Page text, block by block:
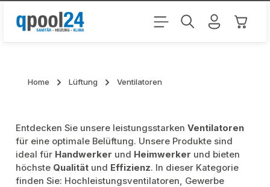
Zum Hauptinhalt springen
Home Lüftung Ventilatoren
Entdecken Sie unsere leistungsstarkenVentilatoren
für eine optimale Belüftung. Unsere Produkte sind
ideal für Handwerker und Heimwerker und bieten
höchste Qualität und Effizienz. In dieser Kategorie
finden Sie: Hochleistungsventilatoren, Gewerbe